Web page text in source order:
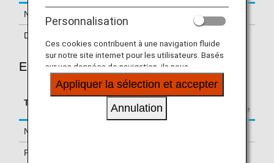
Normal Fares
Discount Fares
ECONOMY CLASS
Type Booking Class
Accrual Rate for
Basic Sector Mileage
Normal Fares
PEX Fares
Personnalisation
Ces cookies contribuent à une navigation fluide
sur notre site internet pour les utilisateurs. Basés
sur vos données de navigation, ils nous
permettent de fournir du contenu qui correspond
à vos intérêts personnels à travers nos sites
Appliquer la sélection et accepter
Annulation